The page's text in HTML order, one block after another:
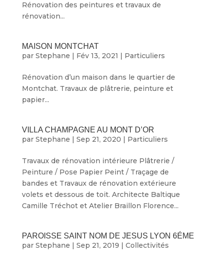
Rénovation des peintures et travaux de
rénovation...
MAISON MONTCHAT
par Stephane | Fév 13, 2021 | Particuliers
Rénovation d’un maison dans le quartier de
Montchat. Travaux de plâtrerie, peinture et
papier...
VILLA CHAMPAGNE AU MONT D’OR
par Stephane | Sep 21, 2020 | Particuliers
Travaux de rénovation intérieure Plâtrerie /
Peinture / Pose Papier Peint / Traçage de
bandes et Travaux de rénovation extérieure
volets et dessous de toit. Architecte Baltique
Camille Tréchot et Atelier Braillon Florence...
PAROISSE SAINT NOM DE JESUS LYON 6ÉME
par Stephane | Sep 21, 2019 | Collectivités